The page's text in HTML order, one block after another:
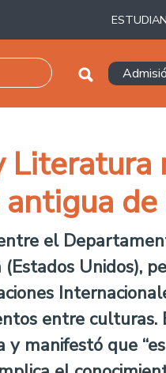
el
Unidos),
entre culturas.
manifestó que